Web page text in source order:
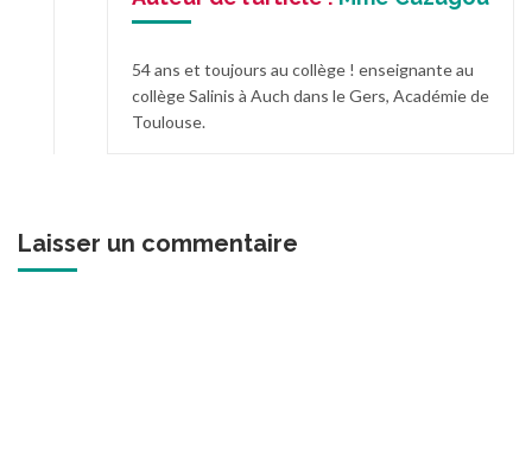
54 ans et toujours au collège ! enseignante au
collège Salinis à Auch dans le Gers, Académie de
Toulouse.
Laisser un commentaire